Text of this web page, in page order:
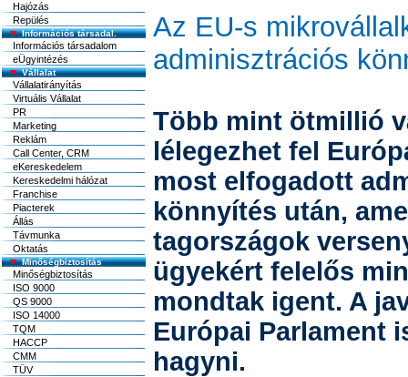
Hajózás
Repülés
Információs társadal.
Információs társadalom
eÜgyintézés
Vállalat
Vállalatirányítás
Virtuális Vállalat
PR
Marketing
Reklám
Call Center, CRM
eKereskedelem
Kereskedelmi hálózat
Franchise
Piacterek
Állás
Távmunka
Oktatás
Minőségbiztosítás
Minőségbiztosítás
ISO 9000
QS 9000
ISO 14000
TQM
HACCP
CMM
TÜV
Az EU-s
adminisztrációs
Több mint ötmillió
lélegezhet fel
most elfogadott
könnyítés után,
tagországok
ügyekért felelős
mondtak igent. A
Európai Parlament
hagyni.